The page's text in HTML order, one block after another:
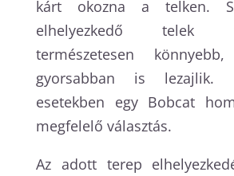
kárt okozna a telken.
elhelyezkedő telek
természetesen
gyorsabban is lezajlik.
esetekben egy Bobcat
megfelelő választás.
Az adott terep